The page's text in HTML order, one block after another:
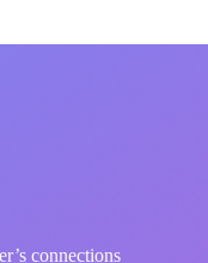
connections